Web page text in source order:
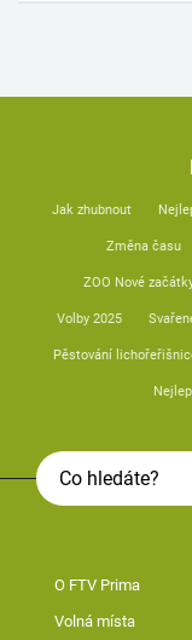
Jak zhubnout
Změna času
ZOO Nové
Volby 2025
Pěstování
O FTV Prima
Volná místa